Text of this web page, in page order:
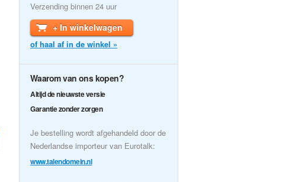
Verzending binnen 24 uur
+ In winkelwagen
of haal af in de winkel »
Waarom van ons kopen?
Altijd de nieuwste versie
Garantie zonder zorgen
Je bestelling wordt afgehandeld door de
Nederlandse importeur van Eurotalk:
www.talendomein.nl